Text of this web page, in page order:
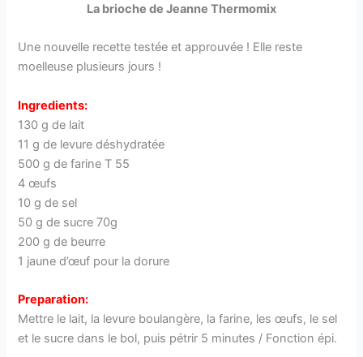
La brioche de Jeanne Thermomix
Une nouvelle recette testée et approuvée ! Elle reste
moelleuse plusieurs jours !
Ingredients:
130 g de lait
11 g de levure déshydratée
500 g de farine T 55
4 œufs
10 g de sel
50 g de sucre 70g
200 g de beurre
1 jaune d’œuf pour la dorure
Preparation:
Mettre le lait, la levure boulangère, la farine, les œufs, le sel
et le sucre dans le bol, puis pétrir 5 minutes / Fonction épi.